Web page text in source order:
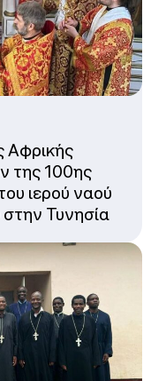
Αφρικής
της 100ης
ιερού ναού
Τυνησία